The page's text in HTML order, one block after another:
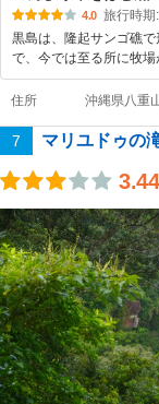
4.0 旅行時期
黒島は、隆起サンゴ礁
で、今では至る所に牧
住所 沖縄県八重
7 マリユドゥの
3.44